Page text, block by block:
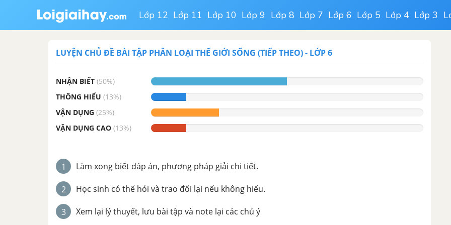
Lớp 12 Lớp 11 Lớp 10 Lớp 9 Lớp 8 Lớp 7 Lớp 6 Lớp 5 Lớp 4 Lớp 3
LUYỆN CHỦ ĐỀ BÀI TẬP PHÂN LOẠI THẾ GIỚI SỐNG (TIẾP THEO)- LỚP 6
NHẬN BIẾT (50%)
THÔNG HIỂU (13%)
VẬN DỤNG (25%)
VẬN DỤNG CAO (13%)
1 Làm xong biết đáp án, phương pháp giải chi tiết.
2 Học sinh có thể hỏi và trao đổi lại nếu không hiểu.
3 Xem lại lý thuyết, lưu bài tập và note lại các chú ý